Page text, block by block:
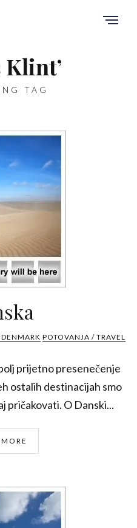
Klint’
TAG
POTOVANJA / TRAVEL
prijetno presenečenje
ostalih destinacijah smo
pričakovati. O Danski...